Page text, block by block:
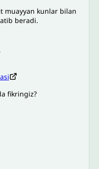
muayyan kunlar bilan
beradi.
fikringiz?